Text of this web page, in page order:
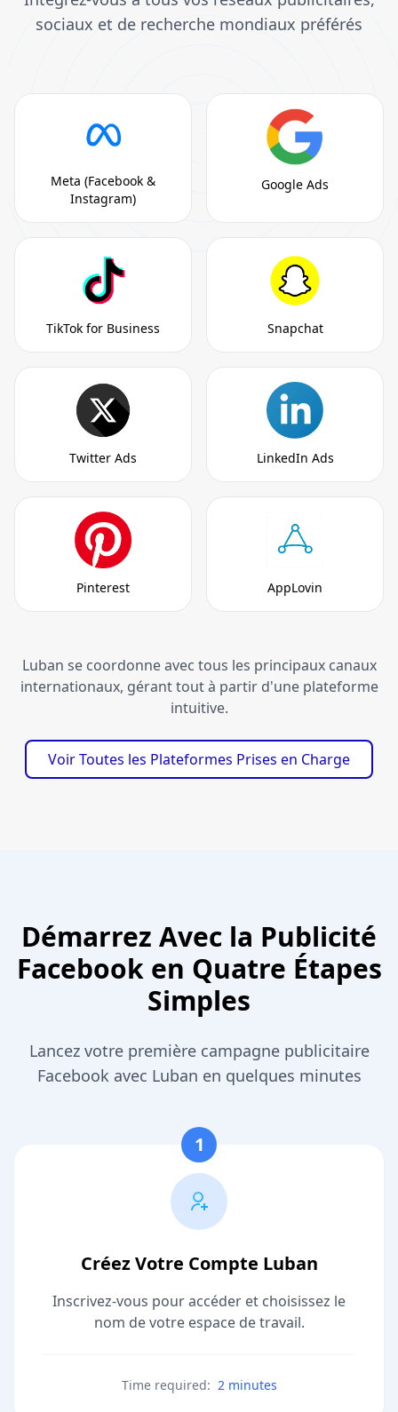
sociaux et de recherche mondiaux préférés
Meta (Facebook &
Instagram)
Google Ads
TikTok for Business Snapchat
Twitter Ads LinkedIn Ads
Pinterest AppLovin
Luban se coordonne avec tous les principaux canaux
internationaux, gérant tout à partir d'une plateforme
intuitive.
Voir Toutes les Plateformes Prises en Charge
Démarrez Avec la Publicité
Facebook en Quatre Étapes
Simples
Lancez votre première campagne publicitaire
Facebook avec Luban en quelques minutes
1
Créez Votre Compte Luban
Inscrivez-vous pour accéder et choisissez le
nom de votre espace de travail.
Time required: 2 minutes